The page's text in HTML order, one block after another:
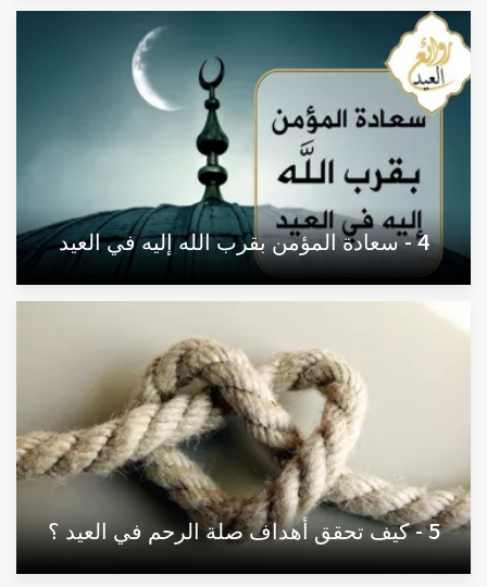
4 - سعادة المؤمن بقرب الله إليه في العيد
5 - كيف تحقق أهداف صلة الرحم في العيد ؟